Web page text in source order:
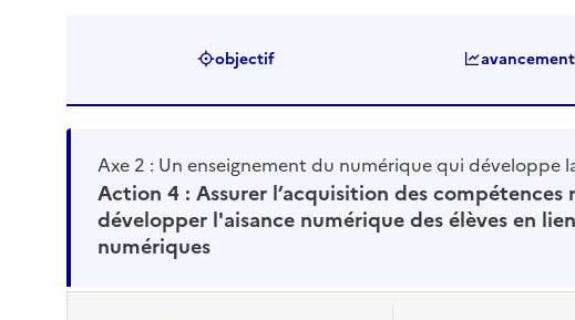
objectif avancement
Axe 2 : Un enseignement du numérique qui
Action 4 : Assurer l’acquisition des
développer l'aisance numérique des élèves en
numériques